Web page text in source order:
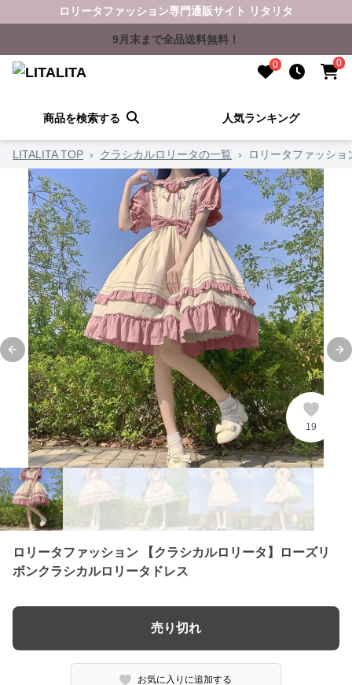
ロリータファッション専門通販サイト リタリタ
9月末まで全品送料無料！
0 0
商品を検索する 人気ランキング
LITALITA TOP › クラシカルロリータの一覧 › ロリータファッシ
Previous slide
19
ロリータファッション 【クラシカルロリータ】ローズリ
ボンクラシカルロリータドレス
売り切れ
お気に入りに追加する